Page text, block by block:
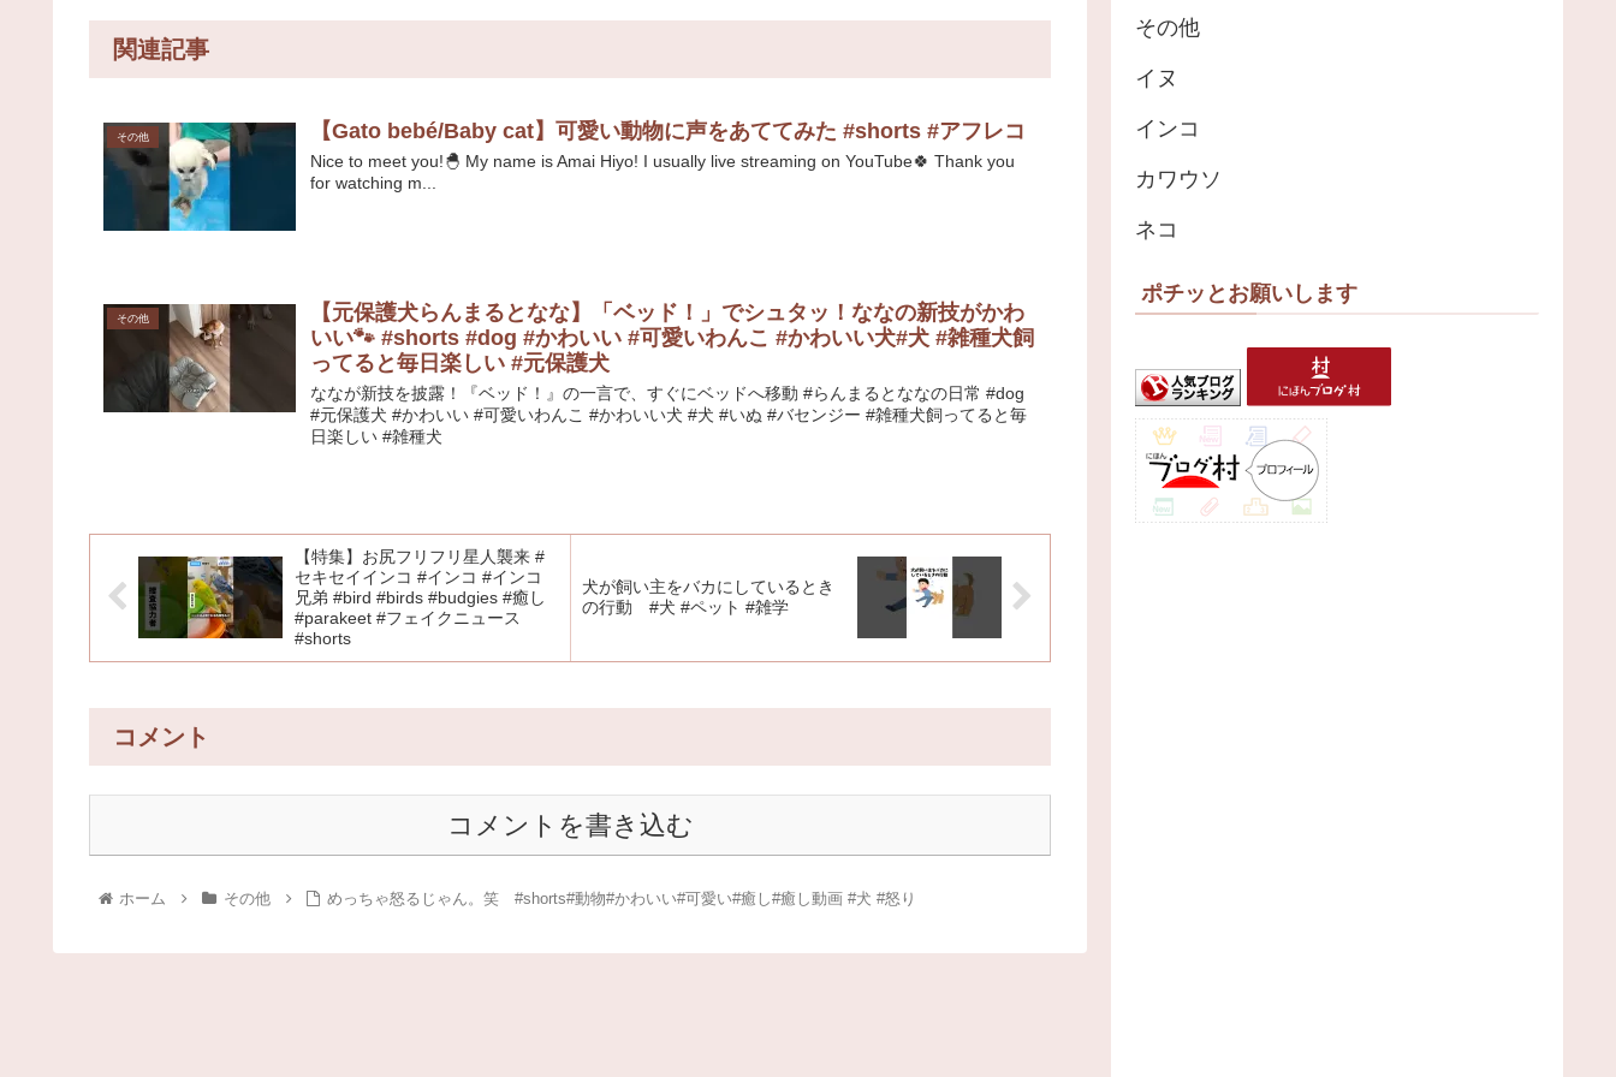
関連記事
その他 【Gato bebé/Baby cat】可愛い動物に声をあててみた #shorts #アフレコ
Nice to meet you!🐣 My name is Amai Hiyo! I usually live streaming on YouTube🍀 Thank you
for watching m...
その他
【元保護犬らんまるとなな】「ベッド！」でシュタッ！ななの新技がかわ
いい🐾 #shorts #dog #かわいい #可愛いわんこ #かわいい犬#犬 #雑種犬飼
ってると毎日楽しい #元保護犬
ななが新技を披露！『ベッド！』の一言で、すぐにベッドへ移動 #らんまるとななの日常 #dog
#元保護犬 #かわいい #可愛いわんこ #かわいい犬 #犬 #いぬ #バセンジー #雑種犬飼ってると毎
日楽しい #雑種犬
【特集】お尻フリフリ星人襲来 #
セキセイインコ #インコ #インコ
兄弟 #bird #birds #budgies #癒し
#parakeet #フェイクニュース
#shorts
犬が飼い主をバカにしているとき
の行動 #犬 #ペット #雑学
コメント
コメントを書き込む
ホーム その他 めっちゃ怒るじゃん。笑 #shorts#動物#かわいい#可愛い#癒し#癒し動画 #犬 #怒り
その他
イヌ
インコ
カワウソ
ネコ
ポチッとお願いします